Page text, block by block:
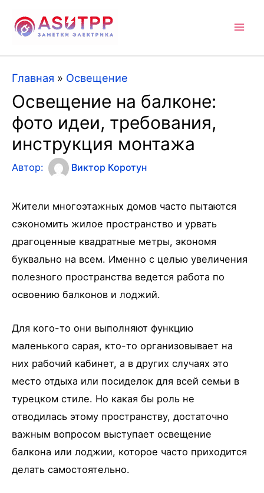
Главная » Освещение
Освещение на балконе:
фото идеи, требования,
инструкция монтажа
Автор: Виктор Коротун
Жители многоэтажных домов часто пытаются
сэкономить жилое пространство и урвать
драгоценные квадратные метры, экономя
буквально на всем. Именно с целью увеличения
полезного пространства ведется работа по
освоению балконов и лоджий.
Для кого-то они выполняют функцию
маленького сарая, кто-то организовывает на
них рабочий кабинет, а в других случаях это
место отдыха или посиделок для всей семьи в
турецком стиле. Но какая бы роль не
отводилась этому пространству, достаточно
важным вопросом выступает освещение
балкона или лоджии, которое часто приходится
делать самостоятельно.